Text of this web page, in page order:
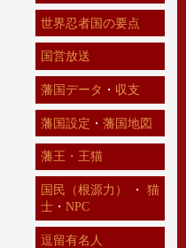
世界忍者国の要点
国営放送
藩国データ ・ 収支
藩国設定 ・ 藩国地図
藩王・王猫
国民（根源力） ・ 猫
士・ NPC
逗留有名人